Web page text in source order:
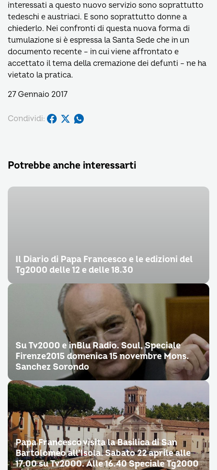
interessati a questo nuovo servizio sono soprattutto
tedeschi e austriaci. E sono soprattutto donne a
chiederlo. Nei confronti di questa nuova forma di
tumulazione si è espressa la Santa Sede che in un
documento recente – in cui viene affrontato e
accettato il tema della cremazione dei defunti – ne ha
vietato la pratica.
27 Gennaio 2017
Condividi:
Potrebbe anche interessarti
Il Diario di Papa Francesco e le edizioni del
Tg2000 delle 12 e delle 18.30
Su Tv2000 e inBlu Radio. Soul, Speciale
Firenze2015 domenica 15 novembre Mons.
Sanchez Sorondo
Papa Francesco visita la Basilica di San
Bartolomeo all’Isola. Sabato 22 aprile alle
17.00 su Tv2000. Alle 16.40 Speciale Tg2000